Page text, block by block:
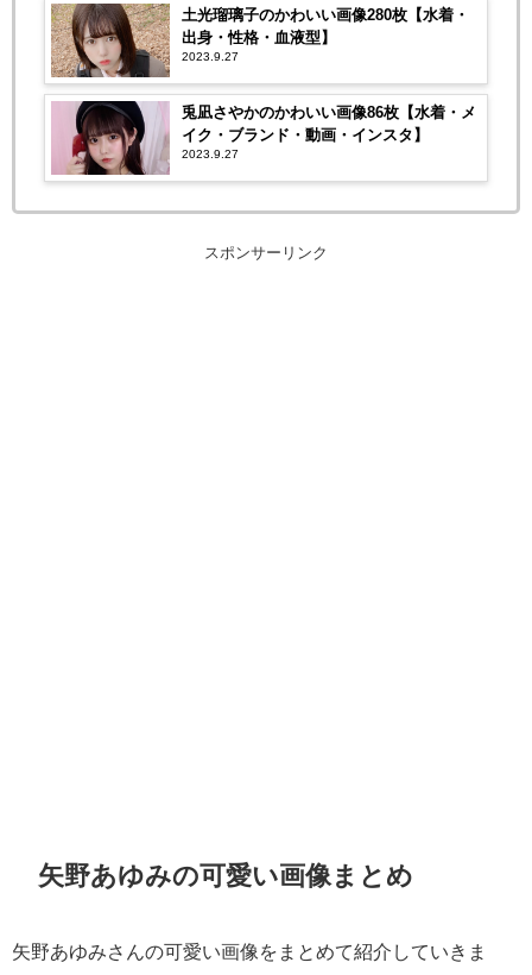
土光瑠璃子のかわいい画像280枚【水着・
出身・性格・血液型】
2023.9.27
兎凪さやかのかわいい画像86枚【水着・メ
イク・ブランド・動画・インスタ】
2023.9.27
スポンサーリンク
矢野あゆみの可愛い画像まとめ
矢野あゆみさんの可愛い画像をまとめて紹介していきま